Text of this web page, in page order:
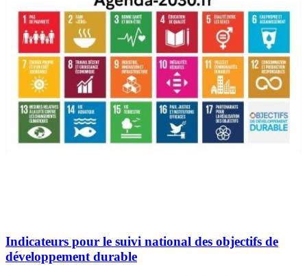
Indicateurs pour le suivi national des objectifs de
développement durable